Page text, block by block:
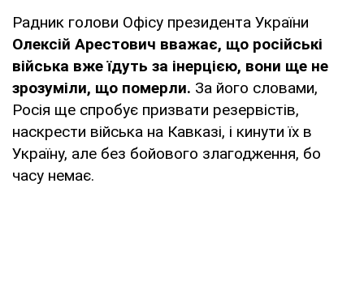
Радник голови Офісу президента України
Олексій Арестович вважає, що російські
війська вже їдуть за інерцією, вони ще не
зрозуміли, що померли. За його словами,
Росія ще спробує призвати резервістів,
наскрести війська на Кавказі, і кинути їх в
Україну, але без бойового злагодження, бо
часу немає.